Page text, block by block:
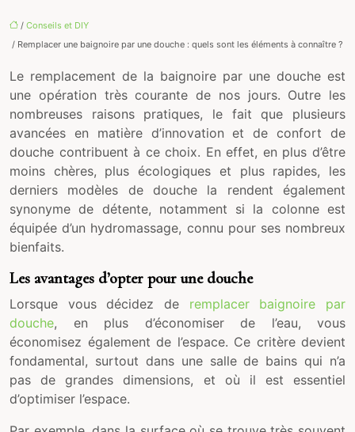
/ Conseils et DIY
/ Remplacer une baignoire par une douche : quels sont les éléments à connaître ?
Le remplacement de la baignoire par une douche est
une opération très courante de nos jours. Outre les
nombreuses raisons pratiques, le fait que plusieurs
avancées en matière d’innovation et de confort de
douche contribuent à ce choix. En effet, en plus d’être
moins chères, plus écologiques et plus rapides, les
derniers modèles de douche la rendent également
synonyme de détente, notamment si la colonne est
équipée d’un hydromassage, connu pour ses nombreux
bienfaits.
Les avantages d’opter pour une douche
Lorsque vous décidez de remplacer baignoire par
douche, en plus d’économiser de l’eau, vous
économisez également de l’espace. Ce critère devient
fondamental, surtout dans une salle de bains qui n’a
pas de grandes dimensions, et où il est essentiel
d’optimiser l’espace.